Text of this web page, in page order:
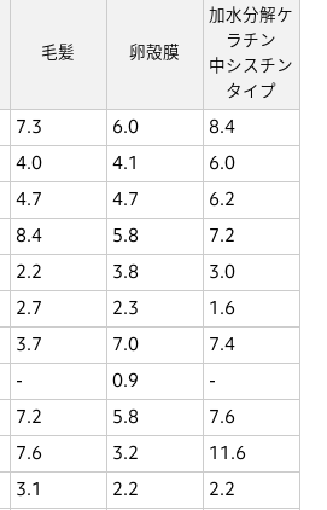
毛髪 卵殻膜
加水分解ケ
ラチン
中シスチン
タイプ
7.3 6.0
8.4
4.0 4.1
6.0
4.7 4.7
6.2
8.4 5.8
7.2
2.2 3.8
3.0
2.7 2.3
1.6
3.7 7.0
7.4
- 0.9
-
7.2 5.8
7.6
7.6 3.2
11.6
3.1 2.2
2.2